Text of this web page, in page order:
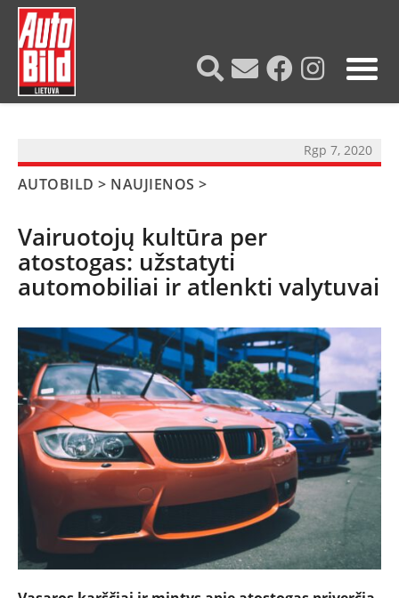
NAUJIENOS
Rgp 7, 2020
AUTOBILD > NAUJIENOS >
Vairuotojų kultūra per
atostogas: užstatyti
automobiliai ir atlenkti valytuvai